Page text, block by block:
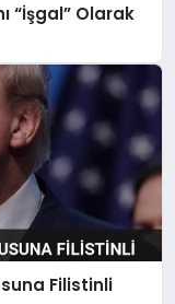
“İşgal” Olarak
Filistinli